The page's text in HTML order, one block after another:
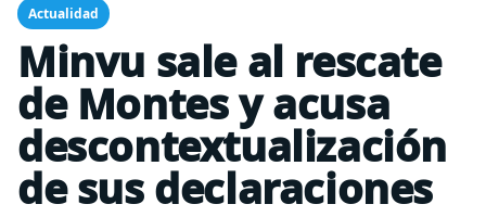
Actualidad
Minvu sale al rescate
de Montes y acusa
descontextualización
de sus declaraciones